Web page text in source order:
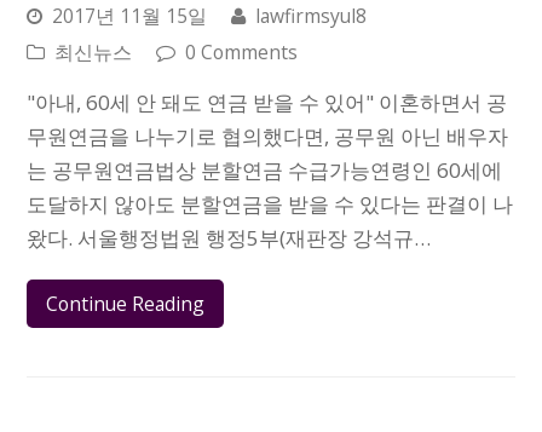
2017년 11월 15일
lawfirmsyul8
최신뉴스
0 Comments
"아내, 60세 안 돼도 연금 받을 수 있어" 이혼하면서 공
무원연금을 나누기로 협의했다면, 공무원 아닌 배우자
는 공무원연금법상 분할연금 수급가능연령인 60세에
도달하지 않아도 분할연금을 받을 수 있다는 판결이 나
왔다. 서울행정법원 행정5부(재판장 강석규…
Continue Reading